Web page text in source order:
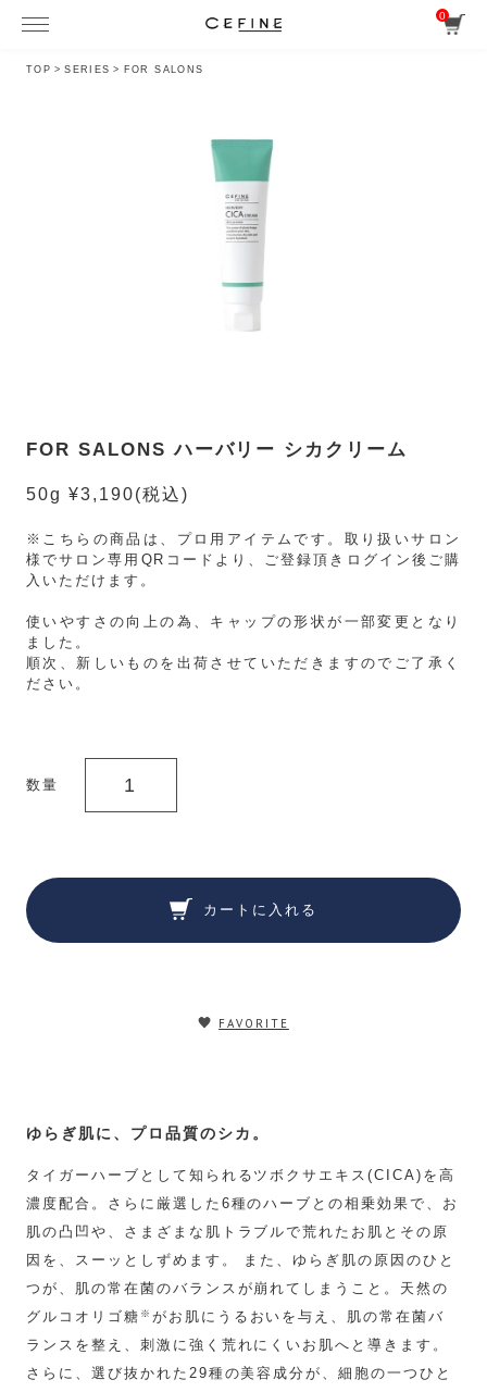
0
TOP > SERIES > FOR SALONS
FOR SALONS ハーバリー シカクリーム
50g ¥3,190(税込)
※こちらの商品は、プロ用アイテムです。取り扱いサロン
様でサロン専用QRコードより、ご登録頂きログイン後ご購
入いただけます。
使いやすさの向上の為、キャップの形状が一部変更となり
ました。
順次、新しいものを出荷させていただきますのでご了承く
ださい。
数量
カートに入れる
FAVORITE
ゆらぎ肌に、プロ品質のシカ。
タイガーハーブとして知られるツボクサエキス(CICA)を高
濃度配合。さらに厳選した6種のハーブとの相乗効果で、お
肌の凸凹や、さまざまな肌トラブルで荒れたお肌とその原
因を、スーッとしずめます。 また、ゆらぎ肌の原因のひと
つが、肌の常在菌のバランスが崩れてしまうこと。天然の
グルコオリゴ糖 ※ がお肌にうるおいを与え、肌の常在菌バ
ランスを整え、刺激に強く荒れにくいお肌へと導きます。
さらに、選び抜かれた29種の美容成分が、細胞の一つひと